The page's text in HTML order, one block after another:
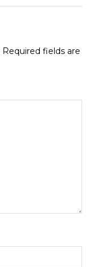
Required fields are